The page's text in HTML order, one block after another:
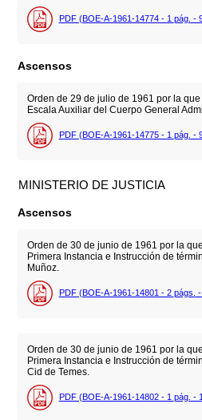
PDF (BOE-A-1961-14774 - 1 pág. -
Ascensos
Orden de 29 de julio de 1961 por la
Escala Auxiliar del Cuerpo General
PDF (BOE-A-1961-14775 - 1 pág. -
MINISTERIO DE JUSTICIA
Ascensos
Orden de 30 de junio de 1961 por la
Primera Instancia e Instrucción de
Muñoz.
PDF (BOE-A-1961-14801 - 2 págs.
Orden de 30 de junio de 1961 por la
Primera Instancia e Instrucción de
Cid de Temes.
PDF (BOE-A-1961-14802 - 1 pág. -